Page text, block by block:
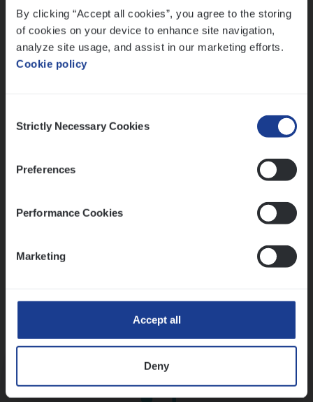
By clicking “Accept all cookies”, you agree to the storing
of cookies on your device to enhance site navigation,
analyze site usage, and assist in our marketing efforts.
Cookie policy
Selection
Strictly Necessary Cookies
Preferences
Performance Cookies
Marketing
Accept all
Deny
Meer dan collega’s: hoe Julie en Aurélie elkaar
versterken
Mathias houdt van diepgaande dossiers én droge
humor
Ons sollicitatieproces
Kennismaking met HR